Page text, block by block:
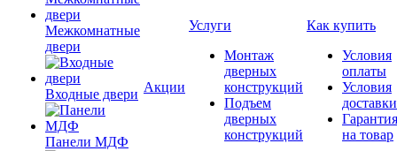
Межкомнатные
двери
Входные двери
Панели МДФ
Акции
Услуги
Монтаж
дверных
конструкций
Подъем
дверных
конструкций
Как купить
Условия
оплаты
Условия
доставки
Гарантия
на товар